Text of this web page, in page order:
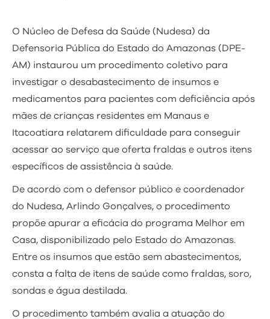
O Núcleo de Defesa da Saúde (Nudesa) da
Defensoria Pública do Estado do Amazonas (DPE-
AM) instaurou um procedimento coletivo para
investigar o desabastecimento de insumos e
medicamentos para pacientes com deficiência após
mães de crianças residentes em Manaus e
Itacoatiara relatarem dificuldade para conseguir
acessar ao serviço que oferta fraldas e outros itens
específicos de assistência à saúde.
De acordo com o defensor público e coordenador
do Nudesa, Arlindo Gonçalves, o procedimento
propõe apurar a eficácia do programa Melhor em
Casa, disponibilizado pelo Estado do Amazonas.
Entre os insumos que estão sem abastecimentos,
consta a falta de itens de saúde como fraldas, soro,
sondas e água destilada.
O procedimento também avalia a atuação do